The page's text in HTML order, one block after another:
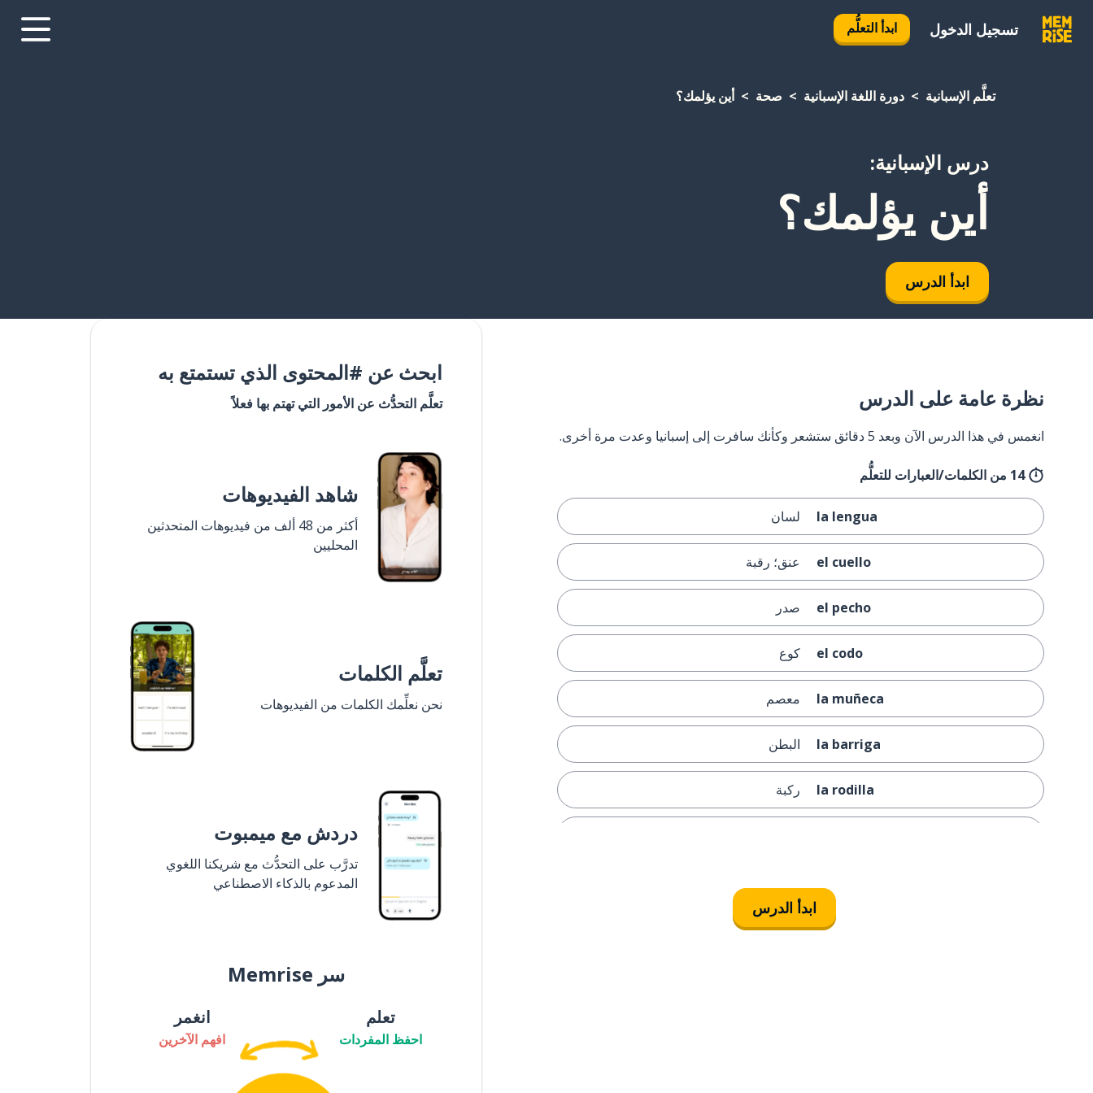
تسجيل الدخول ابدأ التعلُّم
تعلَّم الإسبانية دورة اللغة الإسبانية صحة أين يؤلمك؟
درس الإسبانية:
أين يؤلمك؟
ابدأ الدرس
نظرة عامة على الدرس
انغمس في هذا الدرس الآن وبعد 5 دقائق ستشعر وكأنك سافرت إلى إسبانيا وعدت مرة أخرى.
14 من الكلمات/العبارات للتعلُّم
la lengua لسان
el cuello عنق؛ رقبة
el pecho صدر
el codo كوع
la muñeca معصم
la barriga البطن
la rodilla ركبة
toser يسعل
ابدأ الدرس
ابحث عن #المحتوى الذي تستمتع به
تعلَّم التحدُّث عن الأمور التي تهتم بها فعلاً
شاهد الفيديوهات
أكثر من 48 ألف من فيديوهات المتحدثين
المحليين
تعلَّم الكلمات
نحن نعلِّمك الكلمات من الفيديوهات
دردش مع ميمبوت
تدرَّب على التحدُّث مع شريكنا اللغوي
المدعوم بالذكاء الاصطناعي
سر Memrise
تعلم
احفظ المفردات
انغمر
افهم الآخرين